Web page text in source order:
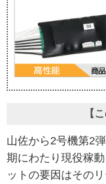
【
山佐から2号機第2
期にわたり現役稼
ットの要因はその